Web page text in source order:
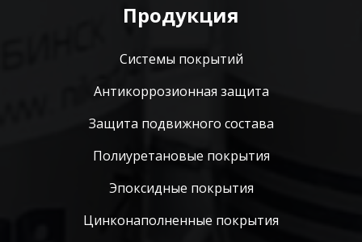
Продукция
Системы покрытий
Антикоррозионная защита
Защита подвижного состава
Полиуретановые покрытия
Эпоксидные покрытия
Цинконаполненные покрытия